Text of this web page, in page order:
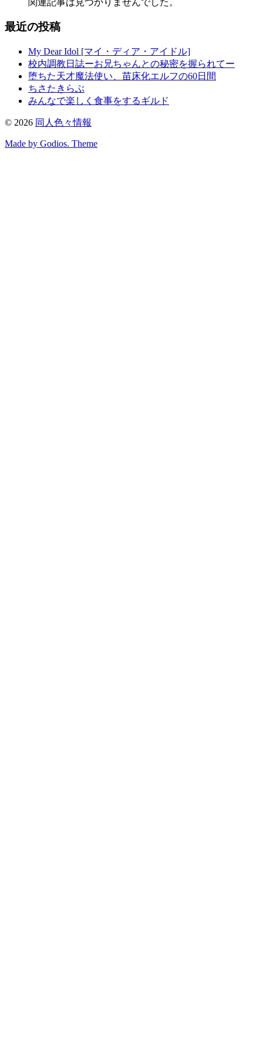
最近の投稿
My Dear Idol [マイ・ディア・アイドル]
校内調教日誌ーお兄ちゃんとの秘密を握られてー
堕ちた天才魔法使い、苗床化エルフの60日間
ちさたきらぶ
みんなで楽しく食事をするギルド
© 2026 同人色々情報
Made by Godios. Theme